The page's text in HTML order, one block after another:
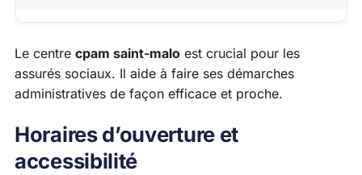
Le centre cpam saint-malo est crucial pour les
assurés sociaux. Il aide à faire ses démarches
administratives de façon efficace et proche.
Horaires d’ouverture et
accessibilité